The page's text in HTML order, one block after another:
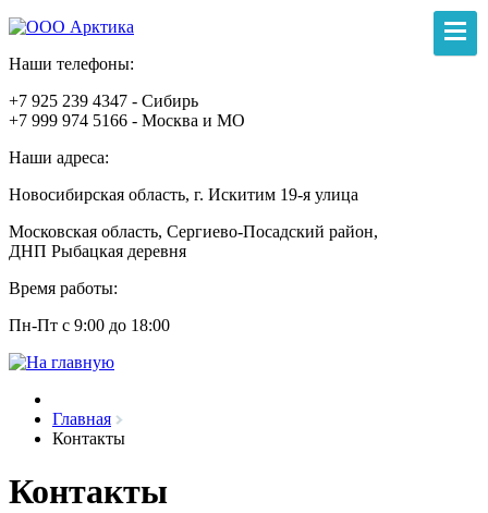
Наши телефоны:
+7 925 239 4347 - Сибирь
+7 999 974 5166 - Москва и МО
Наши адреса:
Новосибирская область, г. Искитим 19-я улица
Московская область, Сергиево-Посадский район,
ДНП Рыбацкая деревня
Время работы:
Пн-Пт с 9:00 до 18:00
Главная
Контакты
Контакты